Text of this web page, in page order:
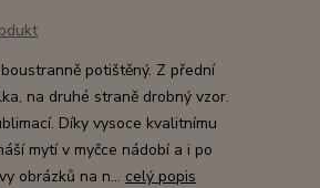
potištěný. Z přední
na druhé straně drobný vzor.
Díky vysoce kvalitnímu
mytí v myčce nádobí a i po
obrázků na n... celý popis